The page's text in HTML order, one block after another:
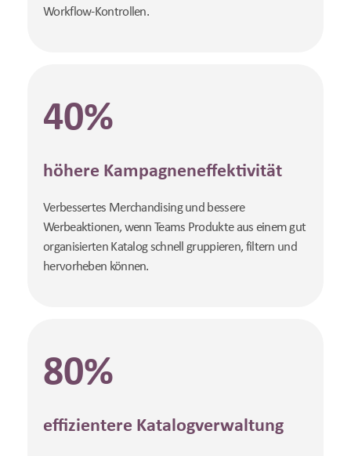
Workflow-Kontrollen.
40%
höhere Kampagneneffektivität
Verbessertes Merchandising und bessere
Werbeaktionen, wenn Teams Produkte aus einem gut
organisierten Katalog schnell gruppieren, filtern und
hervorheben können.
80%
effizientere Katalogverwaltung